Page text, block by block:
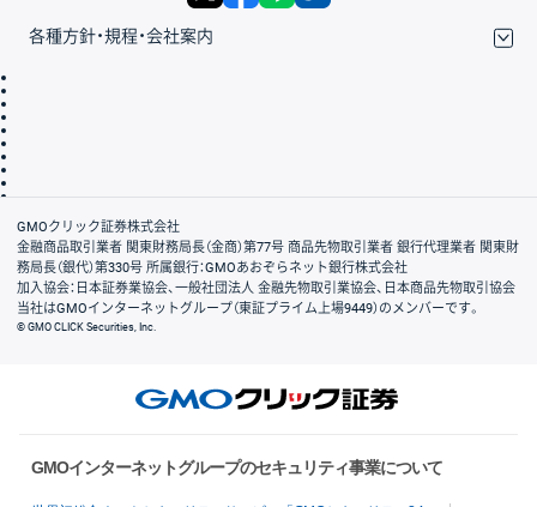
各種方針・規程・会社案内
会社案内
GMOクリック証券株式会社
金融商品取引業者 関東財務局長（金商）第77号 商品先物取引業者 銀行代理業者 関東財
務局長（銀代）第330号 所属銀行：GMOあおぞらネット銀行株式会社
加入協会：日本証券業協会、一般社団法人 金融先物取引業協会、日本商品先物取引協会
当社はGMOインターネットグループ（東証プライム上場9449）のメンバーです。
© GMO CLICK Securities, Inc.
GMOインターネットグループのセキュリティ事業について